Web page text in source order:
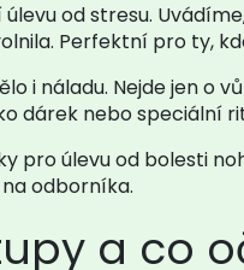
od stresu.
Perfektní pro ty,
i náladu. Nejde jen
dárek nebo speciální
pro úlevu od bolesti
odborníka.
a co